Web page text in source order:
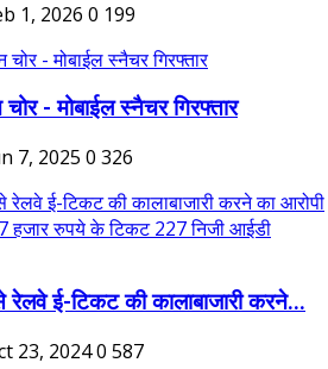
1, 2026 0 199
चोर - मोबाईल स्नैचर गिरफ्तार
7, 2025 0 326
ई-टिकट की कालाबाजारी करने...
23, 20240 587